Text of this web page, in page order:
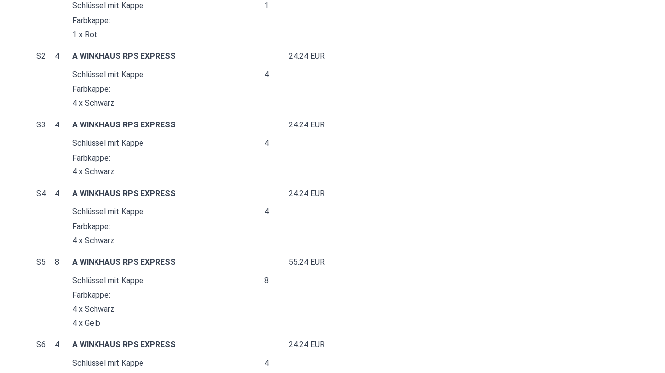
Schlüssel mit Kappe
1
Farbkappe:
1 x Rot
S2 4 A WINKHAUS RPS EXPRESS
24.24 EUR
Schlüssel mit Kappe
4
Farbkappe:
4 x Schwarz
S3 4 A WINKHAUS RPS EXPRESS
24.24 EUR
Schlüssel mit Kappe
4
Farbkappe:
4 x Schwarz
S4 4 A WINKHAUS RPS EXPRESS
24.24 EUR
Schlüssel mit Kappe
4
Farbkappe:
4 x Schwarz
S5 8 A WINKHAUS RPS EXPRESS
55.24 EUR
Schlüssel mit Kappe
8
Farbkappe:
4 x Schwarz
4 x Gelb
S6 4 A WINKHAUS RPS EXPRESS
24.24 EUR
Schlüssel mit Kappe
4